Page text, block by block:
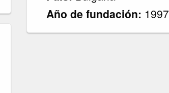
Año de fundación: 1997